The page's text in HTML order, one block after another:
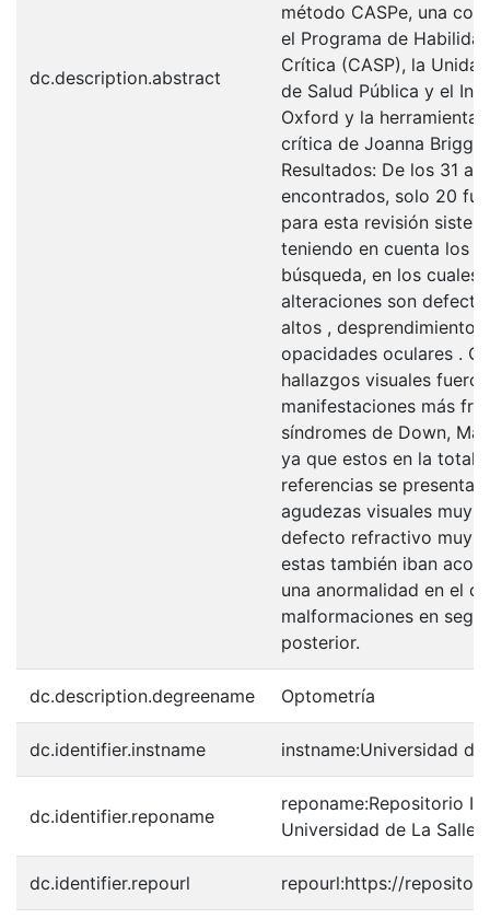
dc.description.abstract
método CASPe, una
el Programa de
Crítica (CASP), la
de Salud Pública y el
Oxford y la herramienta
crítica de Joanna Briggs
Resultados: De los 31
encontrados, solo 20
para esta revisión
teniendo en cuenta los
búsqueda, en los cuales
alteraciones son
altos ,
opacidades oculares .
hallazgos visuales
manifestaciones más
síndromes de Down,
ya que estos en la
referencias se
agudezas visuales muy
defecto refractivo muy
estas también iban
una anormalidad en el
malformaciones en
posterior.
dc.description.degreename Optometría
dc.identifier.instname instname:Universidad de
dc.identifier.reponame
reponame:Repositorio
Universidad de La Salle
dc.identifier.repourl repourl:https://